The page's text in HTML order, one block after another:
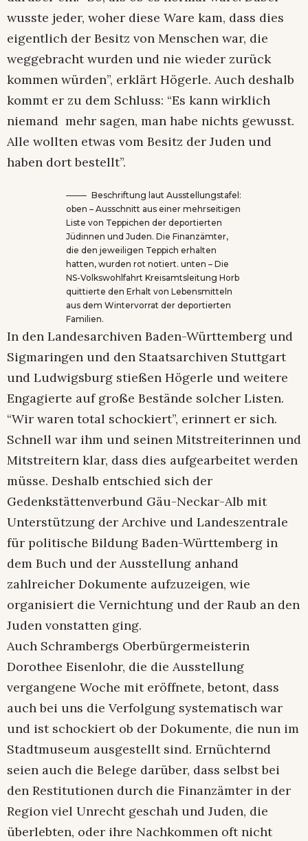
wusste jeder, woher diese Ware kam, dass dies
eigentlich der Besitz von Menschen war, die
weggebracht wurden und nie wieder zurück
kommen würden”, erklärt Högerle. Auch deshalb
kommt er zu dem Schluss: “Es kann wirklich
niemand mehr sagen, man habe nichts gewusst.
Alle wollten etwas vom Besitz der Juden und
haben dort bestellt”.
Beschriftung laut Ausstellungstafel:
oben – Ausschnitt aus einer mehrseitigen
Liste von Teppichen der deportierten
Jüdinnen und Juden. Die Finanzämter,
die den jeweiligen Teppich erhalten
hatten, wurden rot notiert. unten – Die
NS-Volkswohlfahrt Kreisamtsleitung Horb
quittierte den Erhalt von Lebensmitteln
aus dem Wintervorrat der deportierten
Familien.
In den Landesarchiven Baden-Württemberg und
Sigmaringen und den Staatsarchiven Stuttgart
und Ludwigsburg stießen Högerle und weitere
Engagierte auf große Bestände solcher Listen.
“Wir waren total schockiert”, erinnert er sich.
Schnell war ihm und seinen Mitstreiterinnen und
Mitstreitern klar, dass dies aufgearbeitet werden
müsse. Deshalb entschied sich der
Gedenkstättenverbund Gäu-Neckar-Alb mit
Unterstützung der Archive und Landeszentrale
für politische Bildung Baden-Württemberg in
dem Buch und der Ausstellung anhand
zahlreicher Dokumente aufzuzeigen, wie
organisiert die Vernichtung und der Raub an den
Juden vonstatten ging.
Auch Schrambergs Oberbürgermeisterin
Dorothee Eisenlohr, die die Ausstellung
vergangene Woche mit eröffnete, betont, dass
auch bei uns die Verfolgung systematisch war
und ist schockiert ob der Dokumente, die nun im
Stadtmuseum ausgestellt sind. Ernüchternd
seien auch die Belege darüber, dass selbst bei
den Restitutionen durch die Finanzämter in der
Region viel Unrecht geschah und Juden, die
überlebten, oder ihre Nachkommen oft nicht